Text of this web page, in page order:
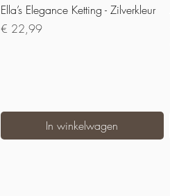
Snel overzicht
Ella’s Elegance Ketting - Zilverkleur
Prijs
€ 22,99
In winkelwagen